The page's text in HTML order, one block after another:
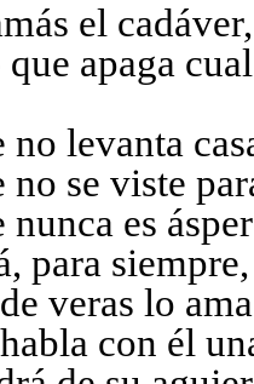
el
apaga
no levanta
no se viste
nunca es
para siempre,
veras lo
con él